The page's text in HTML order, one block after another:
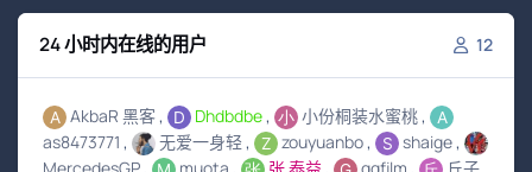
24 小时内在线的用户 12
AkbaR 黑客 Dhdbdbe
小份桐装水蜜桃
as8473771
无爱一身轻 zouyuanbo
shaige